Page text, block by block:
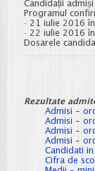
Candidații
Programul
· 21 iulie 2016
· 22 iulie 2016
Dosarele
Rezultate
Admisi -
Admisi -
Admisi -
Admisi -
Candidati
Cifra de